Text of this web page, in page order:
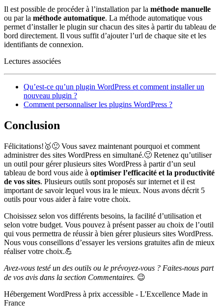
Il est possible de procéder à l’installation par la méthode manuelle
ou par la méthode automatique. La méthode automatique vous
permet d’installer le plugin sur chacun des sites à partir du tableau de
bord directement. Il vous suffit d’ajouter l’url de chaque site et les
identifiants de connexion.
Lectures associées
Qu’est-ce qu’un plugin WordPress et comment installer un
nouveau plugin ?
Comment personnaliser les plugins WordPress ?
Conclusion
Félicitations!🥇🙂 Vous savez maintenant pourquoi et comment
administrer des sites WordPress en simultané.🙂 Retenez qu’utiliser
un outil pour gérer plusieurs sites WordPress à partir d’un seul
tableau de bord vous aide à optimiser l’efficacité et la productivité
de vos sites. Plusieurs outils sont proposés sur internet et il est
important de savoir lequel vous ira le mieux. Nous avons décrit 5
outils pour vous aider à faire votre choix.
Choisissez selon vos différents besoins, la facilité d’utilisation et
selon votre budget. Vous pouvez à présent passer au choix de l’outil
qui vous permettra de réussir à bien gérer plusieurs sites WordPress.
Nous vous conseillons d’essayer les versions gratuites afin de mieux
réaliser votre choix.💪
Avez-vous testé un des outils ou le prévoyez-vous ? Faites-nous part
de vos avis dans la section Commentaires. 😉
Hébergement WordPress à prix accessible - L'Excellence Made in
France